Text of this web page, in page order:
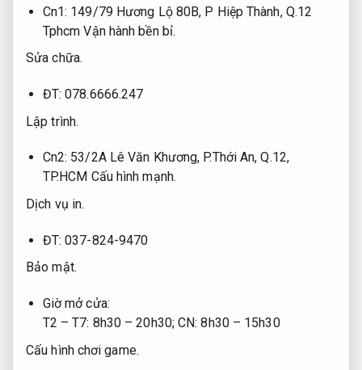
Cn1: 149/79 Hương Lộ 80B, P Hiệp Thành, Q.12
TphcmVận hành bền bỉ.
Sửa chữa.
ĐT: 078.6666.247
Lập trình.
Cn2: 53/2A Lê Văn Khương, P.Thới An, Q.12,
TP.HCM Cấu hình mạnh.
Dịch vụ in.
ĐT: 037-824-9470
Bảo mật.
Giờ mở cửa:
T2 – T7: 8h30 – 20h30; CN: 8h30 – 15h30
Cấu hình chơi game.